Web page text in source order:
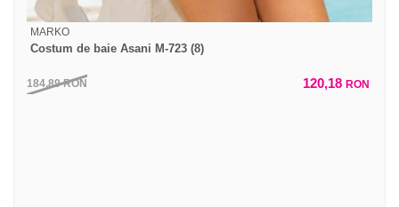
MARKO
Costum de baie Asani M-723 (8)
184,89RON 120,18 RON